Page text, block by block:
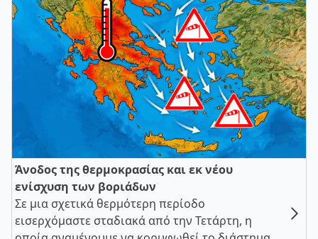
Άνοδος της θερμοκρασίας και εκ νέου
ενίσχυση των βοριάδων
Σε μια σχετικά θερμότερη περίοδο
εισερχόμαστε σταδιακά από την Τετάρτη, η